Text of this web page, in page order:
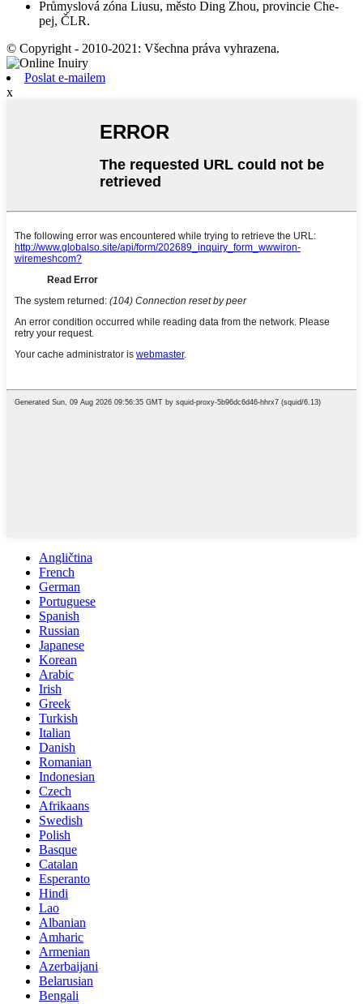
Průmyslová zóna Liusu, město Ding Zhou, provincie Che-
pej, ČLR.
© Copyright - 2010-2021: Všechna práva vyhrazena.
Poslat e-mailem
x
Angličtina
French
German
Portuguese
Spanish
Russian
Japanese
Korean
Arabic
Irish
Greek
Turkish
Italian
Danish
Romanian
Indonesian
Czech
Afrikaans
Swedish
Polish
Basque
Catalan
Esperanto
Hindi
Lao
Albanian
Amharic
Armenian
Azerbaijani
Belarusian
Bengali